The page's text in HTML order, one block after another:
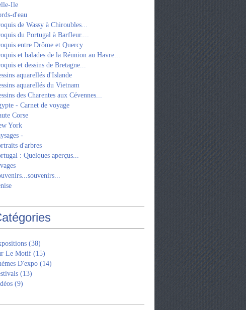
Ile
d'eau
de Wassy à Chiroubles...
du Portugal à Barfleur....
entre Drôme et Quercy
et balades de la Réunion au Havre...
et dessins de Bretagne...
aquarellés d'Islande
aquarellés du Vietnam
des Charentes aux Cévennes...
- Carnet de voyage
Corse
York
-
d'arbres
: Quelques aperçus...
(38)
Le Motif (15)
D'expo (14)
(13)
(9)